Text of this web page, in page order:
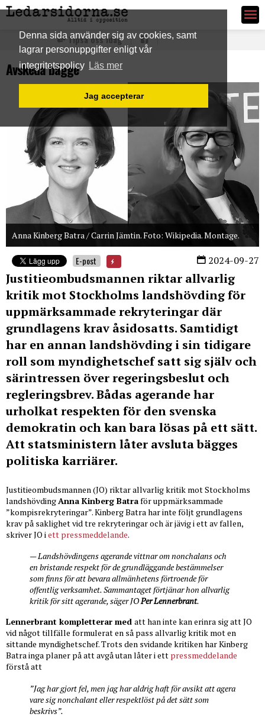
Denna sida använder sig av cookies, samt
lagrar personuppgifter enligt vår
integritetspolicy Läs mer
Jag accepterar
Ledarsidorna.se
Tipsa oss idag
Avskeda bägge
Anna Kinberg Batra / Carrin Jämtin. Foto: Wikipedia. Montage.
2024-09-27
E-post
Justitieombudsmannen riktar allvarlig
kritik mot Stockholms landshövding för
uppmärksammade rekryteringar där
grundlagens krav åsidosatts. Samtidigt
har en annan landshövding i sin tidigare
roll som myndighetschef satt sig själv och
särintressen över regeringsbeslut och
regleringsbrev. Bådas agerande har
urholkat respekten för den svenska
demokratin och kan bara lösas på ett sätt.
Att statsministern låter avsluta bägges
politiska karriärer.
Justitieombudsmannen (JO) riktar allvarlig kritik mot Stockholms
landshövding Anna Kinberg Batraför uppmärksammade
”kompisrekryteringar”. Kinberg Batra har inte följt grundlagens
krav på saklighet vid tre rekryteringar och är jävig i ett av fallen,
skriver JO i ett pressmeddelande.
— Landshövdingens agerande vittnar om nonchalans och
en bristande respekt för de grundläggande bestämmelser
som finns för att bevara allmänhetens förtroende för
offentlig verksamhet. Sammantaget förtjänar hon allvarlig
kritik för sitt agerande, säger JOPer Lennerbrant.
Lennerbrant kompletterar med att han inte kan erinra sig att JO
vid något tillfälle formulerat en så pass allvarlig kritik mot en
sittande myndighetschef. Trots den svidande kritiken har Kinberg
Batra inga planer på att avgå utan låter i ett pressmeddelande
förstå att
”Jag har gjort fel, men jag har aldrig haft för avsikt att agera
vare sig nonchalant eller respektlöst på det sätt som
beskrivs”.